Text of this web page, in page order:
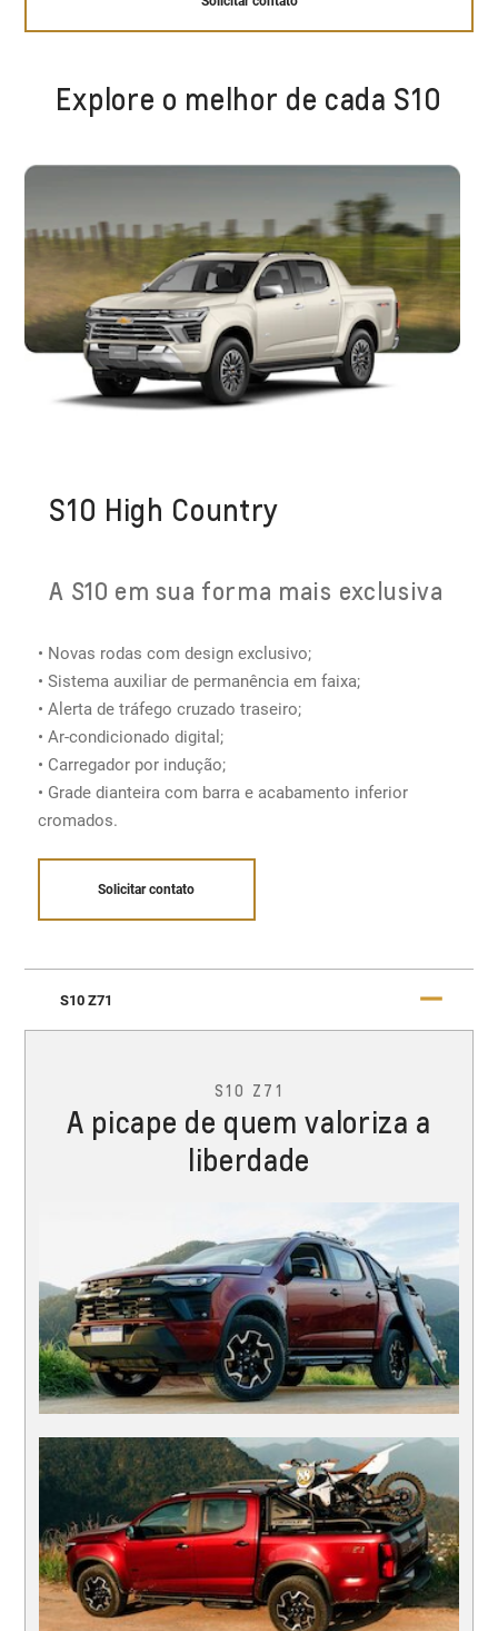
Explore o melhor de cada S10
S10 High Country
A S10 em sua forma mais exclusiva
• Novas rodas com design exclusivo;
• Sistema auxiliar de permanência em faixa;
• Alerta de tráfego cruzado traseiro;
• Ar-condicionado digital​;
• Carregador por indução;
• Grade dianteira com barra e acabamento inferior
cromados.
Solicitar contato
S10 Z71
S10 Z71
A picape de quem valoriza a
liberdade